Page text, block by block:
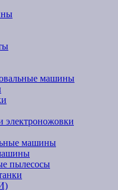
машины
электроножовки
машины
пылесосы